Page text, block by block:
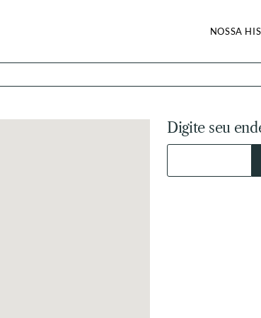
NOSSA
Digite seu